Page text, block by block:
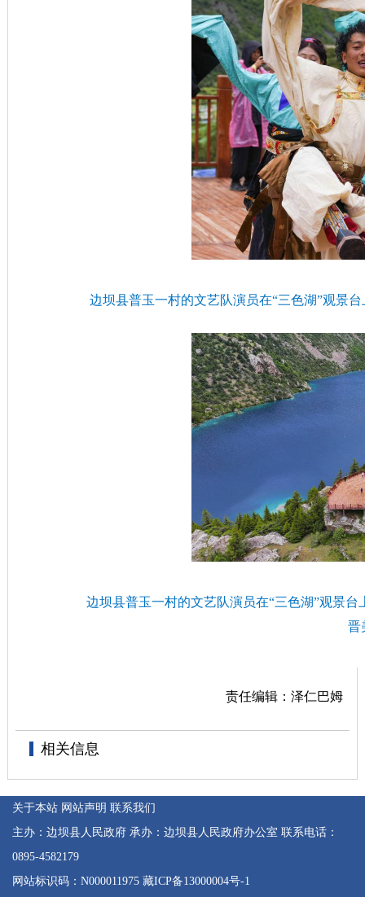
边坝县普玉一村的文艺队演员在“三色湖”观景
边坝县普玉一村的文艺队演员在“三色湖”观景
晋
责任编辑：泽仁巴姆
相关信息
关于本站 网站声明 联系我们
主办：边坝县人民政府 承办：边坝县人民政府办公室 联系电话：
0895-4582179
网站标识码：N000011975 藏ICP备13000004号-1